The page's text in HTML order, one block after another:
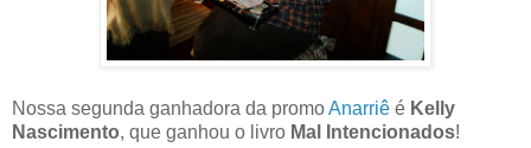
Nossa segunda ganhadora da promoAnarriê é Kelly
Nascimento, que ganhou o livro Mal Intencionados!